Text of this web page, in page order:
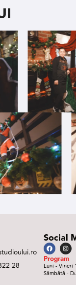
28
Social
Program
Luni - Vineri
Sâmbătă -